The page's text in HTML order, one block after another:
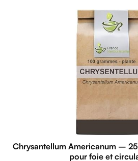
Chrysantellum Americanum –
pour foie et